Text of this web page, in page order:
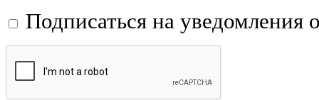
Подписаться на уведомления